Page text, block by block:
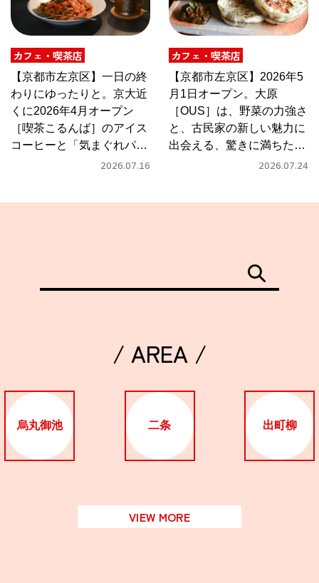
カフェ・喫茶店
【京都市左京区】一日の終
わりにゆったりと。京大近
くに2026年4月オープン
［喫茶こるんば］のアイス
コーヒーと「気まぐれパス
2026.07.16
カフェ・喫茶店
【京都市左京区】2026年5
月1日オープン。大原
［OUS］は、野菜の力強さ
と、古民家の新しい魅力に
出会える、驚きに満ちたカ
2026.07.24
/ AREA /
烏丸御池 二条 出町柳
VIEW MORE